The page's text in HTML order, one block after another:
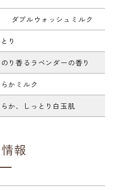
ダブルウォッシュミルク
り
り香るラベンダーの香り
かミルク
か、しっとり白玉肌
報